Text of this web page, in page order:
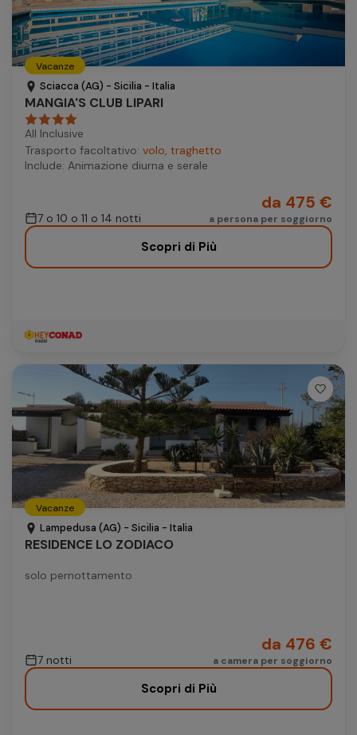
Vacanze
Sciacca (AG) - Sicilia - Italia
MANGIA'S CLUB LIPARI
All Inclusive
Trasporto facoltativo: volo, traghetto
Include: Animazione diurna e serale
7 o 10 o 11 o 14 notti
da 475 €
a persona per soggiorno
Scopri di Più
Vacanze
Lampedusa (AG) - Sicilia - Italia
RESIDENCE LO ZODIACO
solo pernottamento
7 notti
da 476 €
a camera per soggiorno
Scopri di Più